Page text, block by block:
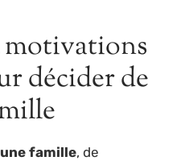
motivations
décider de
famille, de